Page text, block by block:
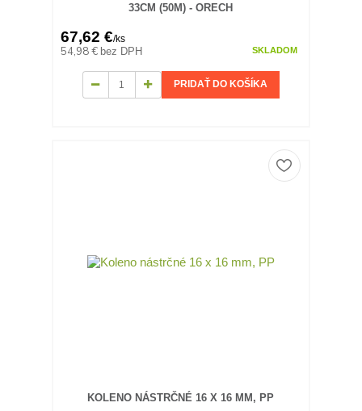
33CM (50M) - ORECH
67,62 €/ks
54,98 € bez DPH SKLADOM
PRIDAŤ DO KOŠÍKA
KOLENO NÁSTRČNÉ 16 X 16 MM, PP